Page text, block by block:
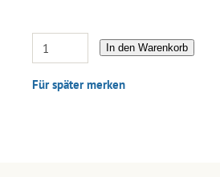
In den Warenkorb
Für später merken